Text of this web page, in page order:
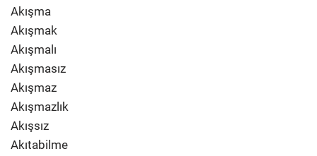
Akışma
Akışmak
Akışmalı
Akışmasız
Akışmaz
Akışmazlık
Akışsız
Akıtabilme